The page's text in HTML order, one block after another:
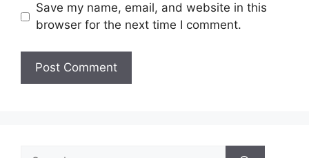
Save my name, email, and website in this
browser for the next time I comment.